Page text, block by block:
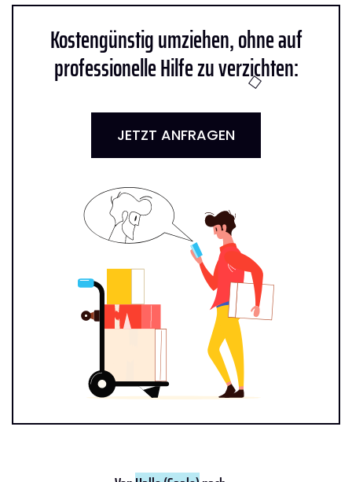
Kostengünstig umziehen, ohne auf
professionelle Hilfe zu verzichten:
JETZT ANFRAGEN